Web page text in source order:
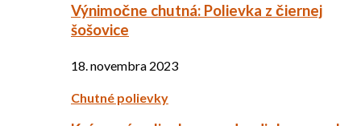
Výnimočne chutná: Polievka z čiernej
šošovice
18. novembra 2023
Chutné polievky